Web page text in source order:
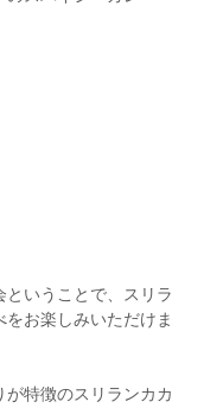
いうことで、スリラ
お楽しみいただけま
特徴のスリランカカ